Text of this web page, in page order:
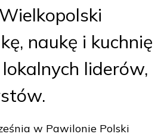
naukę i kuchnię
lokalnych liderów,
w Pawilonie Polski